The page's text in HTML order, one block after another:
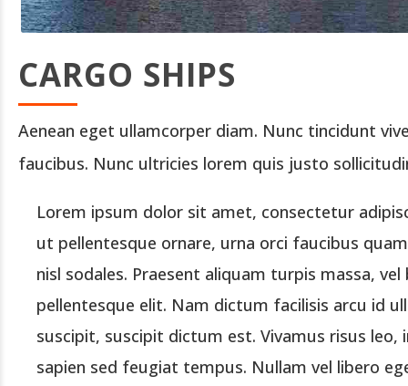
CARGO SHIPS
Aenean eget ullamcorper diam. Nunc tincidunt
faucibus. Nunc ultricies lorem quis justo
Lorem ipsum dolor sit amet, consectetur
ut pellentesque ornare, urna orci faucibus
nisl sodales. Praesent aliquam turpis massa,
pellentesque elit. Nam dictum facilisis arcu id
suscipit, suscipit dictum est. Vivamus risus
sapien sed feugiat tempus. Nullam vel libero